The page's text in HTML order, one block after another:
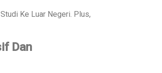
Ke Luar Negeri. Plus,
Dan